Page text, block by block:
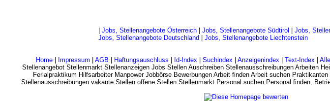
Jobs, Stellenangebote Österreich Jobs, Stellenangebote Südtirol Jobs,
Jobs, Stellenangebote Deutschland
Jobs, Stellenangebote Liechtenstein
Home| Impressum AGB Haftungsauschluss Id-Index| Suchindex| Anzeigenindex| Text-Index|
Stellenangebot Stellenmarkt Stellenanzeigen Jobs Stellen Auschreiben Stellenausschreibungen Arbeiten
Ferialpraktikum Hilfsarbeiter Manpower Jobbörse Bewerbungen Arbeit finden Arbeit suchen
Stellenausschreibungen vakante Stellen offene Stellen Stellenmarkt Personal suchen Personal finden,